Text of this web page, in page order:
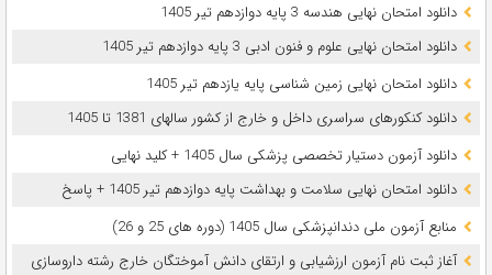
دانلود امتحان نهایی هندسه 3 پایه دوازدهم تیر 1405
دانلود امتحان نهایی علوم و فنون ادبی 3 پایه دوازدهم تیر 1405
دانلود امتحان نهایی زمین شناسی پایه یازدهم تیر 1405
دانلود کنکورهای سراسری داخل و خارج از کشور سالهای 1381 تا 1405
دانلود آزمون دستیار تخصصی پزشکی سال 1405 + کلید نهایی
دانلود امتحان نهایی سلامت و بهداشت پایه دوازدهم تیر 1405 + پاسخ
ﻣﻨﺎﺑﻊ آزﻣﻮن ﻣﻠﯽ دندانپزشکی سال 1405 (دوره های 25 و 26)
آغاز ثبت نام آزمون‌ ارزشیابی و ارتقای دانش آموختگان خارج رشته داروسازی